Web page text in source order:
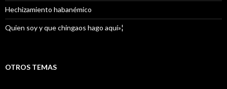
Hechizamiento habanémico
Quien soy y que chingaos hago aquí»¦
OTROS TEMAS